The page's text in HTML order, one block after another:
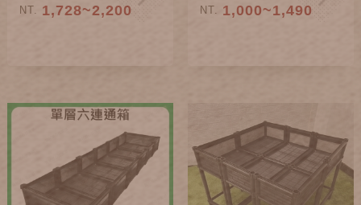
NT. 1,728~2,200 NT. 1,000~1,490